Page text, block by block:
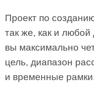
Проект по
так же, как и
вы максимально
цель, диапазон
и временные